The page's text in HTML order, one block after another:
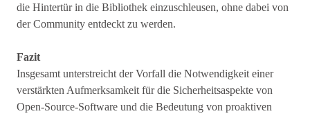
die Hintertür in die Bibliothek einzuschleusen, ohne dabei von
der Community entdeckt zu werden.
Fazit
Insgesamt unterstreicht der Vorfall die Notwendigkeit einer
verstärkten Aufmerksamkeit für die Sicherheitsaspekte von
Open-Source-Software und die Bedeutung von proaktiven